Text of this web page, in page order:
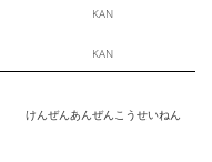
KAN
KAN
けんぜんあんぜんこうせいねん